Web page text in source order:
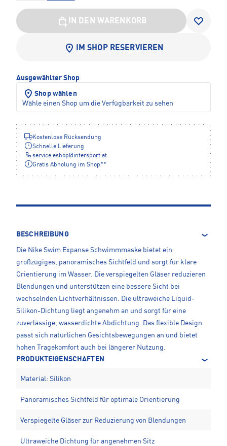
IN DEN WARENKORB
IM SHOP RESERVIEREN
Ausgewählter Shop
Shop wählen
Wähle einen Shop um die Verfügbarkeit zu sehen
Kostenlose Rücksendung
Schnelle Lieferung
service.eshop@ intersport.at
Gratis Abholung im Shop**
BESCHREIBUNG
Die Nike Swim Expanse Schwimmmaske bietet ein
großzügiges, panoramisches Sichtfeld und sorgt für klare
Orientierung im Wasser. Die verspiegelten Gläser reduzieren
Blendungen und unterstützen eine bessere Sicht bei
wechselnden Lichtverhältnissen. Die ultraweiche Liquid-
Silikon-Dichtung liegt angenehm an und sorgt für eine
zuverlässige, wasserdichte Abdichtung. Das flexible Design
passt sich natürlichen Gesichtsbewegungen an und bietet
hohen Tragekomfort auch bei längerer Nutzung.
PRODUKTEIGENSCHAFTEN
Material: Silikon
Panoramisches Sichtfeld für optimale Orientierung
Verspiegelte Gläser zur Reduzierung von Blendungen
Ultraweiche Dichtung für angenehmen Sitz